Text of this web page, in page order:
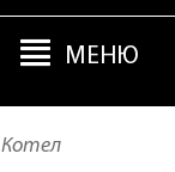
МЕНЮ
Котел